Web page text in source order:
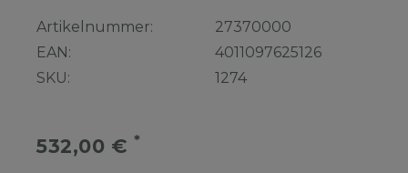
Artikelnummer:
EAN:
SKU:
27370000
4011097625126
1274
532,00 € *